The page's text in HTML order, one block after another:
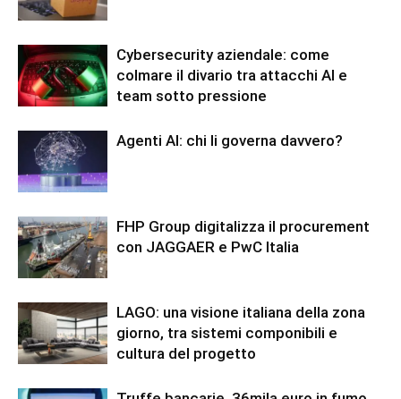
Cybersecurity aziendale: come
colmare il divario tra attacchi AI e
team sotto pressione
Agenti AI: chi li governa davvero?
FHP Group digitalizza il procurement
con JAGGAER e PwC Italia
LAGO: una visione italiana della zona
giorno, tra sistemi componibili e
cultura del progetto